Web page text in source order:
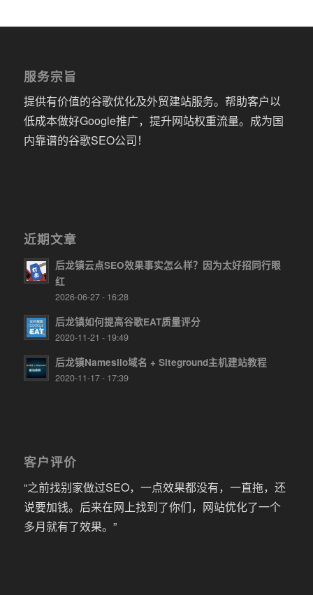
服务宗旨
提供有价值的谷歌优化及外贸建站服务。帮助客户以
低成本做好Google推广，提升网站权重流量。成为国
内靠谱的谷歌SEO公司！
近期文章
后龙镇云点SEO效果事实怎么样？因为太好招同行眼
红
2026-06-27 - 16:28
后龙镇如何提高谷歌EAT质量评分
2020-11-21 - 19:49
后龙镇Namesilo域名 + Siteground主机建站教程
2020-11-17 - 17:39
客户评价
“之前找别家做过SEO，一点效果都没有，一直拖，还
说要加钱。后来在网上找到了你们，网站优化了一个
多月就有了效果。”